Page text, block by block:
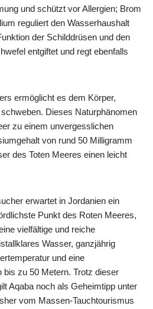
und schützt vor Allergien; Brom
reguliert den Wasserhaushalt
der Schilddrüsen und den
entgiftet und regt ebenfalls
ermöglicht es dem Körper,
Dieses Naturphänomen
zu einem unvergesslichen
von rund 50 Milligramm
des Toten Meeres einen leicht
erwartet in Jordanien ein
Punkt des Roten Meeres,
vielfältige und reiche
Wasser, ganzjährig
und eine
zu 50 Metern. Trotz dieser
Aqaba noch als Geheimtipp unter
vom Massen-Tauchtourismus